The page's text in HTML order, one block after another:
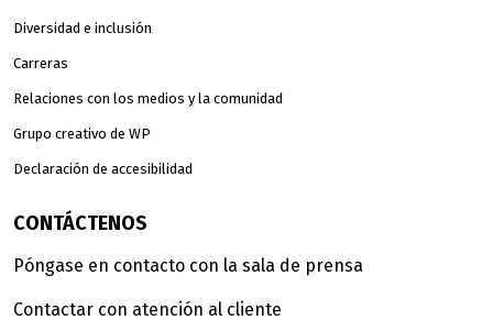
Diversidad e inclusión
Carreras
Relaciones con los medios y la comunidad
Grupo creativo de WP
Declaración de accesibilidad
CONTÁCTENOS
Póngase en contacto con la sala de prensa
Contactar con atención al cliente